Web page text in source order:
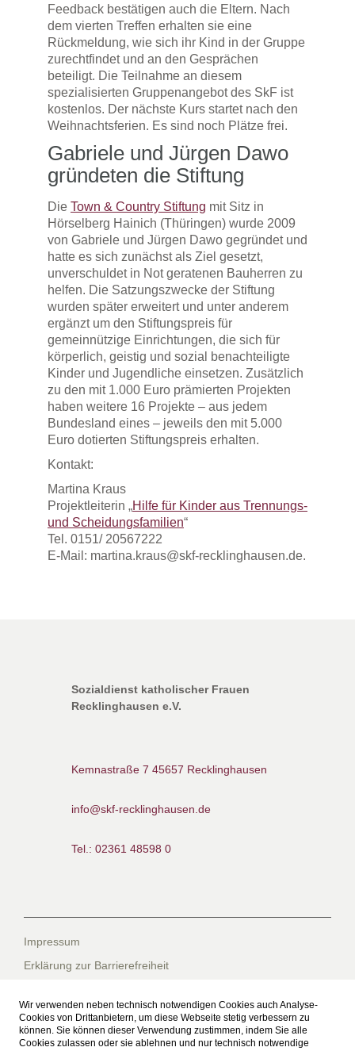
Wir verwenden neben technisch notwendigen Cookies auch Analyse-
Cookies von Drittanbietern, um diese Webseite stetig verbessern zu
können. Sie können dieser Verwendung zustimmen, indem Sie alle
Cookies zulassen oder sie ablehnen und nur technisch notwendige
Feedback bestätigen auch die Eltern. Nach
dem vierten Treffen erhalten sie eine
Rückmeldung, wie sich ihr Kind in der Gruppe
zurechtfindet und an den Gesprächen
beteiligt. Die Teilnahme an diesem
spezialisierten Gruppenangebot des SkF ist
kostenlos. Der nächste Kurs startet nach den
Weihnachtsferien. Es sind noch Plätze frei.
Gabriele und Jürgen Dawo
gründeten die Stiftung
Die Town & Country Stiftung mit Sitz in
Hörselberg Hainich (Thüringen) wurde 2009
von Gabriele und Jürgen Dawo gegründet und
hatte es sich zunächst als Ziel gesetzt,
unverschuldet in Not geratenen Bauherren zu
helfen. Die Satzungszwecke der Stiftung
wurden später erweitert und unter anderem
ergänzt um den Stiftungspreis für
gemeinnützige Einrichtungen, die sich für
körperlich, geistig und sozial benachteiligte
Kinder und Jugendliche einsetzen. Zusätzlich
zu den mit 1.000 Euro prämierten Projekten
haben weitere 16 Projekte – aus jedem
Bundesland eines – jeweils den mit 5.000
Euro dotierten Stiftungspreis erhalten.
Kontakt:
Martina Kraus
Projektleiterin „Hilfe für Kinder aus Trennungs-
und Scheidungsfamilien“
Tel. 0151/ 20567222
E-Mail: martina.kraus@skf-recklinghausen.de.
Sozialdienst katholischer Frauen
Recklinghausen e.V.
Kemnastraße 7 45657 Recklinghausen
info@skf-recklinghausen.de
Tel.: 02361 48598 0
Impressum
Erklärung zur Barrierefreiheit
Datenschutzerklärung für die Facebook-Seite
Suche